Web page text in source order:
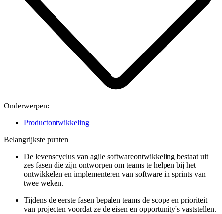
Onderwerpen:
Productontwikkeling
Belangrijkste punten
De levenscyclus van agile softwareontwikkeling bestaat uit
zes fasen die zijn ontworpen om teams te helpen bij het
ontwikkelen en implementeren van software in sprints van
twee weken.
Tijdens de eerste fasen bepalen teams de scope en prioriteit
van projecten voordat ze de eisen en opportunity's vaststellen.